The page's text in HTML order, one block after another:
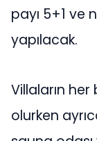
payı 5+1 ve
yapılacak.
Villaların her
olurken